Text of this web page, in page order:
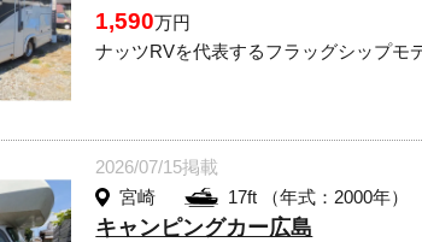
1,590万円
ナッツRVを代表するフラッグシップモ
2026/07/15掲載
宮崎
17ft （年式：2000年）
キャンピングカー広島